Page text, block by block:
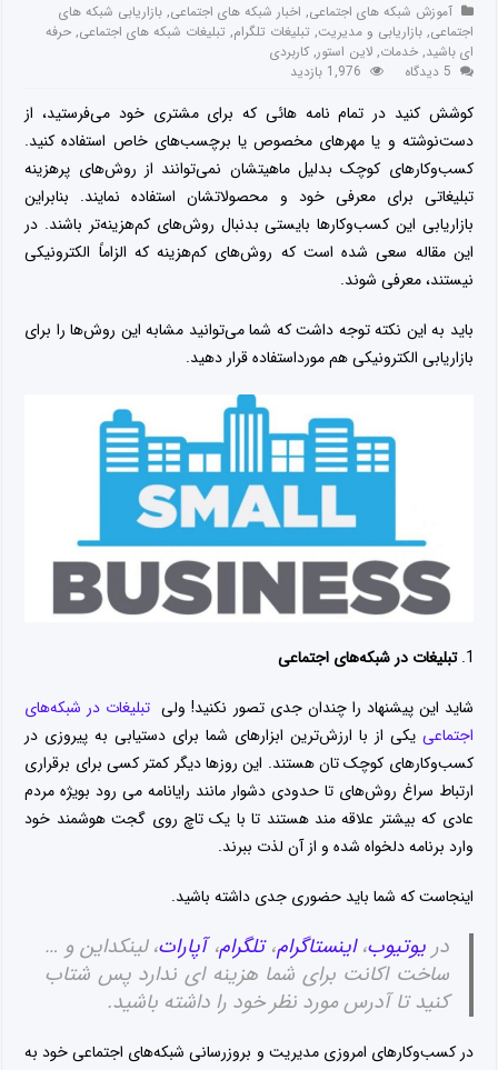
آموزش شبکه های اجتماعی, اخبار شبکه های اجتماعی,بازاریابی شبکه های
اجتماعی,بازاریابی و مدیریت, تبلیغات تلگرام, تبلیغات شبکه های اجتماعی,حرفه
ای باشید,خدمات,لاین استور,کاربردی
5 دیدگاه
1,976 بازدید
کوشش کنید در تمام نامه هائی که برای مشتری خود می‌فرستید، از
دست‌نوشته و یا مهرهای مخصوص یا برچسب‌های خاص استفاده کنید.
کسب‌وکارهای کوچک بدلیل ماهیتشان نمی‌توانند از روش‌های پرهزینه
تبلیغاتی برای معرفی خود و محصولاتشان استفاده نمایند. بنابراین
بازاریابی این کسب‌وکارها بایستی بدنبال روش‌های کم‌هزینه‌تر باشند. در
این مقاله سعی شده است که روش‌های کم‌هزینه که الزاماً الکترونیکی
نیستند، معرفی شوند.
باید به این نکته توجه داشت که شما می‌توانید مشابه این روش‌ها را برای
بازاریابی الکترونیکی هم مورداستفاده قرار دهید.
تبلیغات در شبکه‌های اجتماعی
شاید این پیشنهاد را چندان جدی تصور نکنید! ولی تبلیغات در شبکه‌های
اجتماعی یکی از با ارزش‌ترین ابزارهای شما برای دستیابی به پیروزی در
کسب‌وکارهای کوچک تان هستند. این روزها دیگر کمتر کسی برای برقراری
ارتباط سراغ روش‌های تا حدودی دشوار مانند رایانامه می رود بویژه مردم
عادی که بیشتر علاقه مند هستند تا با یک تاچ روی گجت هوشمند خود
وارد برنامه دلخواه شده و از آن لذت ببرند.
اینجاست که شما باید حضوری جدی داشته باشید.
در یوتیوب،اینستاگرام،تلگرام،آپارات، لینکداین و …
ساخت اکانت برای شما هزینه ای ندارد پس شتاب
کنید تا آدرس مورد نظر خود را داشته باشید.
در کسب‌وکارهای امروزی مدیریت و بروزرسانی شبکه‌های اجتماعی خود به